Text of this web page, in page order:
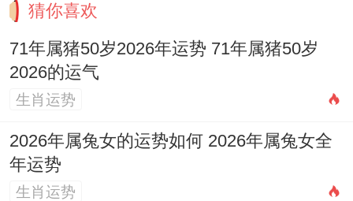
持身心平稳。
感情宫暗潮涌，包容沟通筑与谐
感情方面流年并无直接有利的吉星照拂。反
而受到整体动荡格局的波及，「劫财」星暗
藏，对男性来讲需防范因财务问题或外界勾
引作用夫妻感情；对女性来讲则需注意配偶
猜你喜欢
71年属猪50岁2026年运势 71年属猪50岁
2026的运气
生肖运势
2026年属兔女的运势如何 2026年属兔女全
年运势
生肖运势